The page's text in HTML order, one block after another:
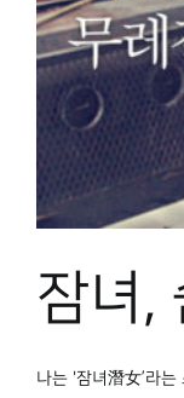
잠녀,
나는 '잠녀潛女’라는